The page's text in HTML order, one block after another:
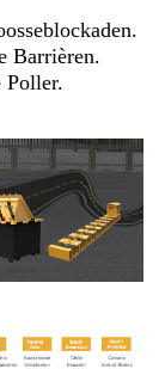
Barrièren.
Poller.